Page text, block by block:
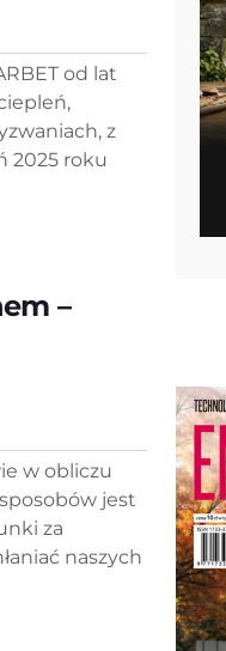
od lat
z
2025 roku
–
w obliczu
jest
za
naszych